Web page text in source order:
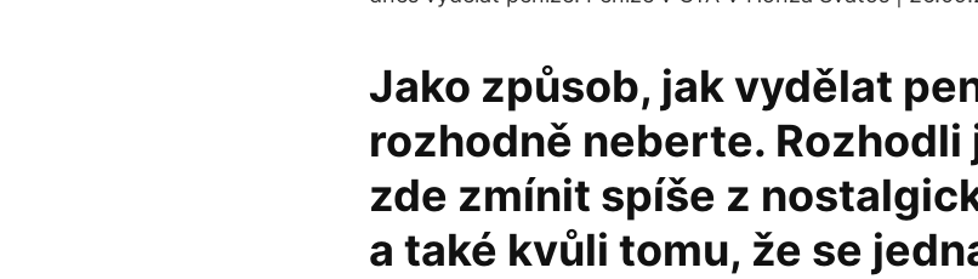
Jako způsob, jak vydělat
rozhodně neberte. Rozhodli
zde zmínit spíše z
a také kvůli tomu, že se